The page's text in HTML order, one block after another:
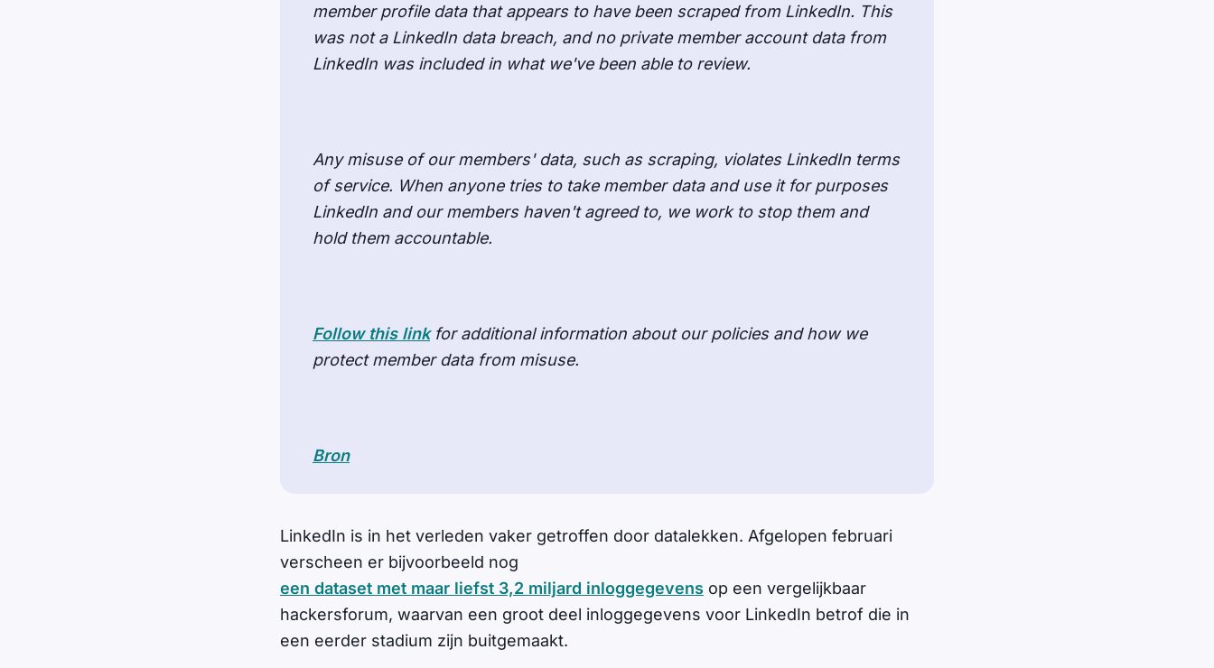
member profile data that appears to have been scraped from LinkedIn. This
was not a LinkedIn data breach, and no private member account data from
LinkedIn was included in what we've been able to review.
Any misuse of our members' data, such as scraping, violates LinkedIn terms
of service. When anyone tries to take member data and use it for purposes
LinkedIn and our members haven't agreed to, we work to stop them and
hold them accountable.
Follow this linkfor additional information about our policies and how we
protect member data from misuse.
Bron
LinkedIn is in het verleden vaker getroffen door datalekken. Afgelopen februari
verscheen er bijvoorbeeld nog
een dataset met maar liefst 3,2 miljard inloggegevens op een vergelijkbaar
hackersforum, waarvan een groot deel inloggegevens voor LinkedIn betrof die in
een eerder stadium zijn buitgemaakt.